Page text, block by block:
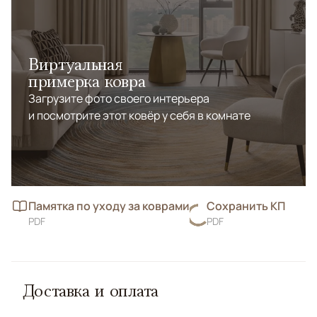
Виртуальная
примерка ковра
Загрузите фото своего интерьера
и посмотрите этот ковёр у себя в комнате
Памятка по уходу за коврами
PDF
Сохранить КП
PDF
Доставка и оплата